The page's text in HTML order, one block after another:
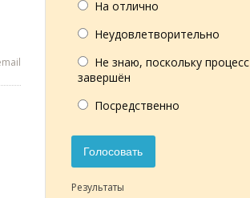
На отлично
Неудовлетворительно
Не знаю, поскольку
завершён
Посредственно
Голосовать
Результаты